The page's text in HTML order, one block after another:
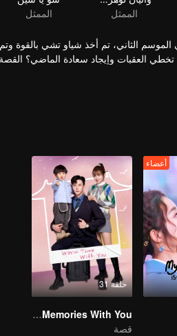
الثاني، تم أخذ شياو تشي بالقوة
العقبات وإيجاد سعادة الماضي؟ القصة
أعضاء
حلقة 31
My Memories With You
قصة